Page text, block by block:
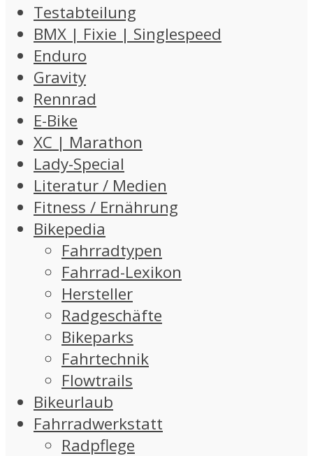
Testabteilung
BMX | Fixie | Singlespeed
Enduro
Gravity
Rennrad
E-Bike
XC | Marathon
Lady-Special
Literatur / Medien
Fitness / Ernährung
Bikepedia
Fahrradtypen
Fahrrad-Lexikon
Hersteller
Radgeschäfte
Bikeparks
Fahrtechnik
Flowtrails
Bikeurlaub
Fahrradwerkstatt
Radpflege